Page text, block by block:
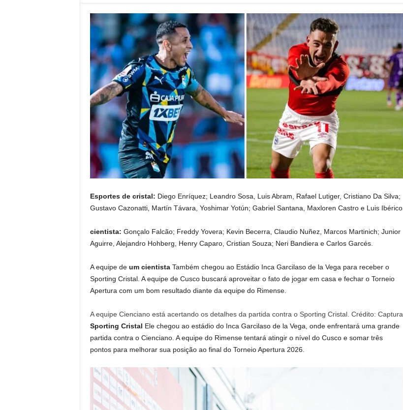
Esportes de cristal: Diego Enríquez; Leandro Sosa, Luis Abram, Rafael Lutiger, Cristiano Da Silva;
Gustavo Cazonatti, Martín Távara, Yoshimar Yotún; Gabriel Santana, Maxloren Castro e Luis Ibérico.
cientista: Gonçalo Falcão; Freddy Yovera; Kevin Becerra, Claudio Nuñez, Marcos Martinich; Junior
Aguirre, Alejandro Hohberg, Henry Caparo, Cristian Souza; Neri Bandiera e Carlos Garcés.
A equipe de um cientista Também chegou ao Estádio Inca Garcilaso de la Vega para receber o
Sporting Cristal. A equipe de Cusco buscará aproveitar o fato de jogar em casa e fechar o Torneio
Apertura com um bom resultado diante da equipe do Rimense.
A equipe Cienciano está acertando os detalhes da partida contra o Sporting Cristal. Crédito: Captura
Sporting Cristal Ele chegou ao estádio do Inca Garcilaso de la Vega, onde enfrentará uma grande
partida contra o Cienciano. A equipe do Rimense tentará atingir o nível do Cusco e somar três
pontos para melhorar sua posição ao final do Torneio Apertura 2026.